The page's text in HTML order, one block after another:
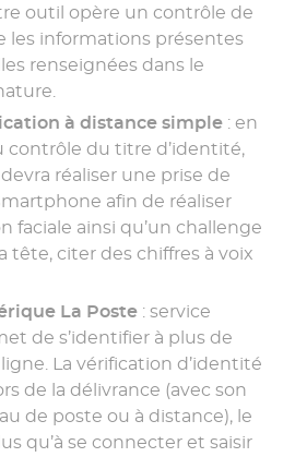
outil opère un contrôle de
les informations présentes
renseignées dans le
à distance simple : en
du titre d’identité,
réaliser une prise de
afin de réaliser
faciale ainsi qu’un challenge
tête, citer des chiffres à voix
La Poste : service
de s’identifier à plus de
La vérification d’identité
de la délivrance (avec son
de poste ou à distance), le
qu’à se connecter et saisir